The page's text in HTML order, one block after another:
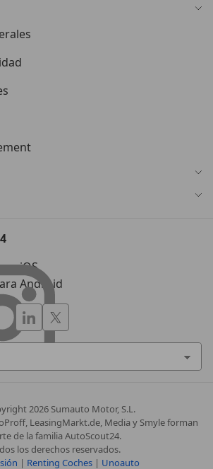
iOS
Android
2026 Sumauto Motor, S.L.
LeasingMarkt.de, Media y Smyle forman
de la familia AutoScout24.
los derechos reservados.
| Renting Coches | Unoauto